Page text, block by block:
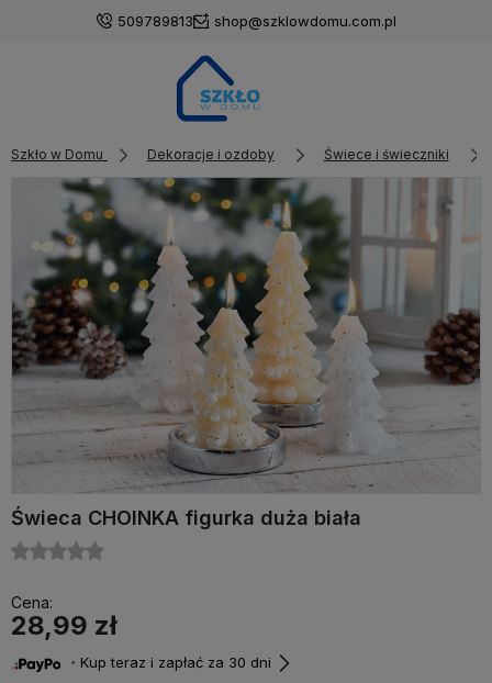
509789813 shop@szklowdomu.com.pl
Szkło w Domu Dekoracje i ozdoby Świece i świeczniki
Świeca CHOINKA figurka duża biała
Cena:
28,99 zł
・Kup teraz i zapłać za 30 dni